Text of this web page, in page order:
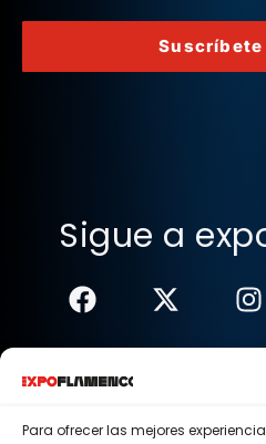
Para ofrecer las mejores
Suscríbete
Sigue a
Términos Y
Política De